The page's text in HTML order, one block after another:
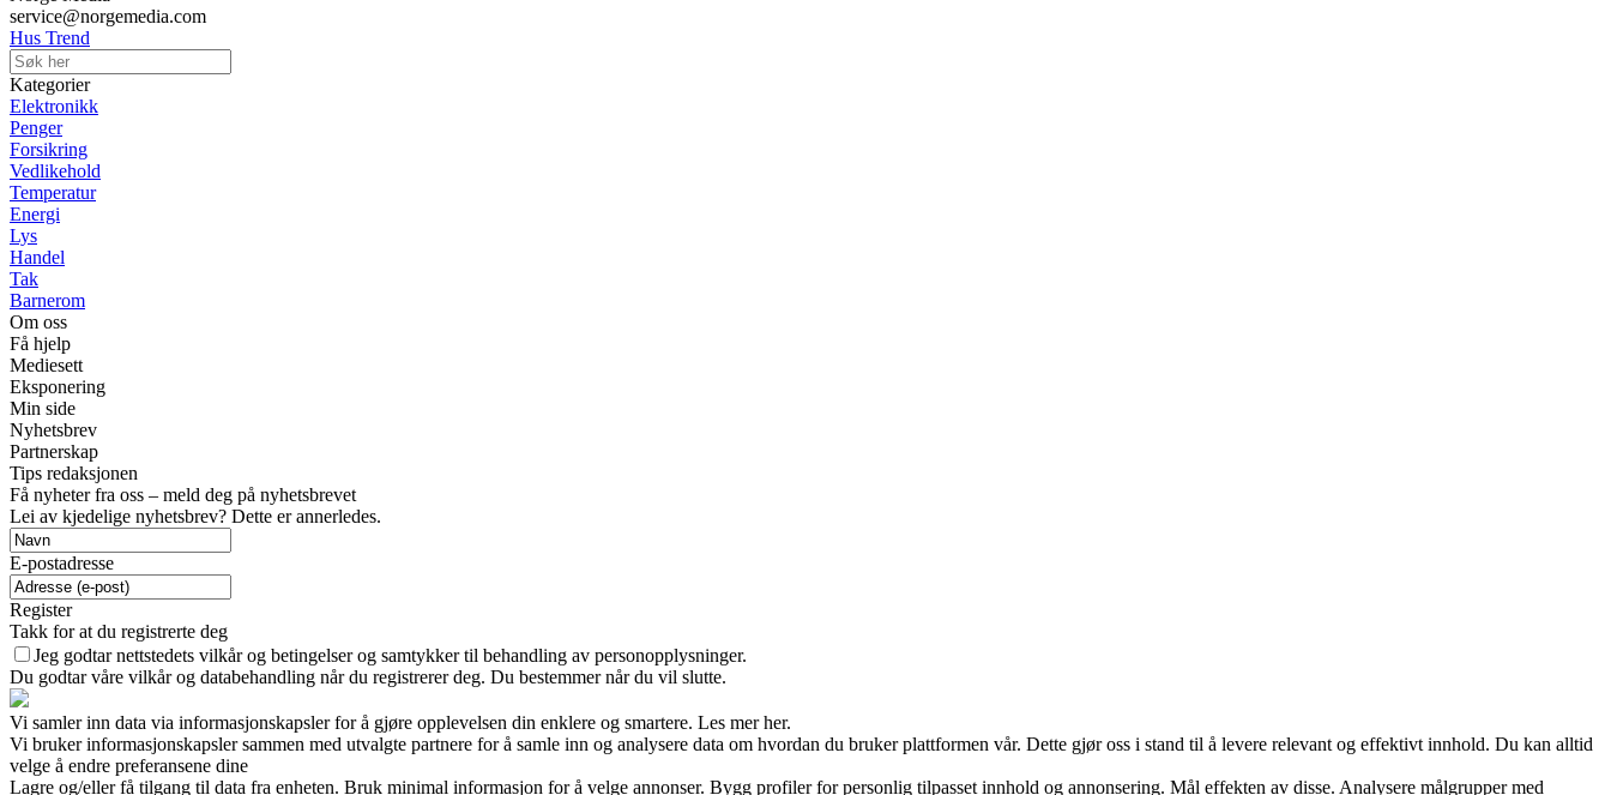
service@norgemedia.com
Hus Trend
Kategorier
Elektronikk
Penger
Forsikring
Vedlikehold
Temperatur
Energi
Lys
Handel
Tak
Barnerom
Om oss
Få hjelp
Mediesett
Eksponering
Min side
Nyhetsbrev
Partnerskap
Tips redaksjonen
Få nyheter fra oss – meld deg på nyhetsbrevet
Lei av kjedelige nyhetsbrev? Dette er annerledes.
E-postadresse
Register
Takk for at du registrerte deg
Jeg godtar nettstedets vilkår og betingelser og samtykker til behandling av personopplysninger.
Du godtar våre vilkår og databehandling når du registrerer deg. Du bestemmer når du vil slutte.
Vi samler inn data via informasjonskapsler for å gjøre opplevelsen din enklere og smartere. Les mer her.
Vi bruker informasjonskapsler sammen med utvalgte partnere for å samle inn og analysere data om hvordan du bruker plattformen vår. Dette gjør oss i stand til å levere relevant og effektivt innhold. Du kan alltid
velge å endre preferansene dine
Lagre og/eller få tilgang til data fra enheten. Bruk minimal informasjon for å velge annonser. Bygg profiler for personlig tilpasset innhold og annonsering. Mål effekten av disse. Analysere målgrupper med